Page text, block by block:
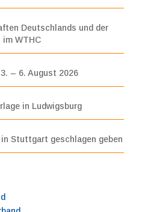
Deutschlands und der
im WTHC
– 6. August 2026
in Ludwigsburg
Stuttgart geschlagen geben